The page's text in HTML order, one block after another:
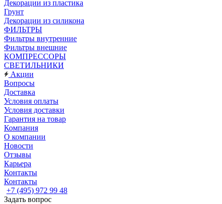
Декорации из пластика
Грунт
Декорации из силикона
ФИЛЬТРЫ
Фильтры внутренние
Фильтры внешние
КОМПРЕССОРЫ
СВЕТИЛЬНИКИ
Акции
Вопросы
Доставка
Условия оплаты
Условия доставки
Гарантия на товар
Компания
О компании
Новости
Отзывы
Карьера
Контакты
Контакты
+7 (495) 972 99 48
Задать вопрос